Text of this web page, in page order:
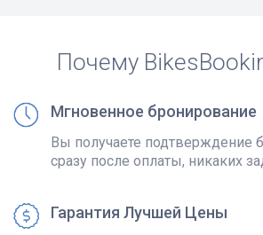
Почему
Мгновенное бронирование
Вы получаете подтверждение
сразу после оплаты, никаких
Гарантия Лучшей Цены